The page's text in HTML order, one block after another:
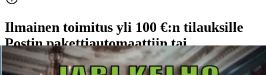
Ilmainen toimitus yli 100 €:n tilauksille
Postin pakettiautomaattiin tai
palvelupisteeseen!